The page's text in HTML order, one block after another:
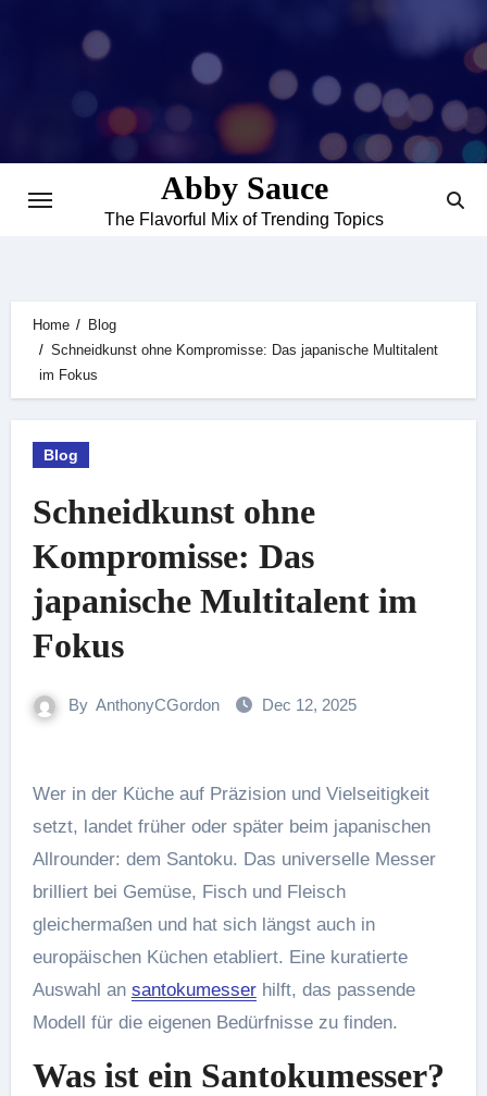
Abby Sauce
The Flavorful Mix of Trending Topics
Home
Blog
Schneidkunst ohne Kompromisse: Das japanische Multitalent
im Fokus
Blog
Schneidkunst ohne
Kompromisse: Das
japanische Multitalent im
Fokus
By AnthonyCGordon Dec 12, 2025
Wer in der Küche auf Präzision und Vielseitigkeit
setzt, landet früher oder später beim japanischen
Allrounder: dem Santoku. Das universelle Messer
brilliert bei Gemüse, Fisch und Fleisch
gleichermaßen und hat sich längst auch in
europäischen Küchen etabliert. Eine kuratierte
Auswahl an santokumesserhilft, das passende
Modell für die eigenen Bedürfnisse zu finden.
Was ist ein Santokumesser?